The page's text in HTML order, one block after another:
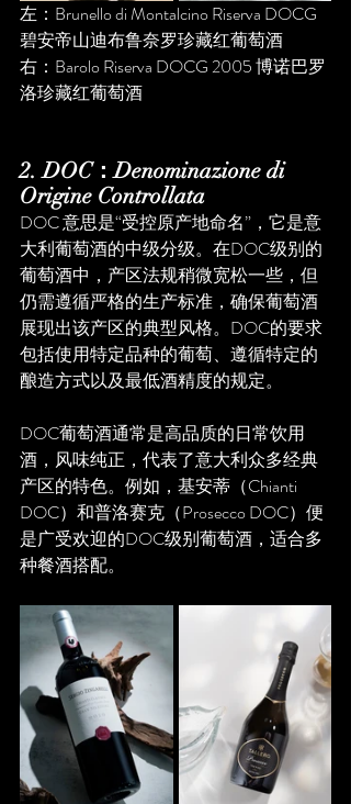
左：Brunello di Montalcino Riserva DOCG
碧安帝山迪布鲁奈罗珍藏红葡萄酒
右：Barolo Riserva DOCG 2005 博诺巴罗
洛珍藏红葡萄酒
2. DOC：Denominazione di
Origine Controllata
DOC 意思是“受控原产地命名”，它是意
大利葡萄酒的中级分级。在DOC级别的
葡萄酒中，产区法规稍微宽松一些，但
仍需遵循严格的生产标准，确保葡萄酒
展现出该产区的典型风格。DOC的要求
包括使用特定品种的葡萄、遵循特定的
酿造方式以及最低酒精度的规定。
DOC葡萄酒通常是高品质的日常饮用
酒，风味纯正，代表了意大利众多经典
产区的特色。例如，基安蒂（Chianti
DOC）和普洛赛克（Prosecco DOC）便
是广受欢迎的DOC级别葡萄酒，适合多
种餐酒搭配。